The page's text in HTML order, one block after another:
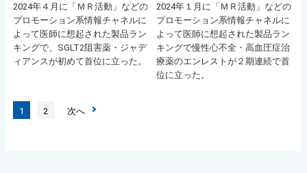
2024年４月に「ＭＲ活動」などの
プロモーション系情報チャネルに
よって医師に想起された製品ラン
キングで、SGLT2阻害薬・ジャデ
ィアンスが初めて首位に立った。
2024年１月に「ＭＲ活動」などの
プロモーション系情報チャネルに
よって医師に想起された製品ラン
キングで慢性心不全・高血圧症治
療薬のエンレストが２期連続で首
位に立った。
1 2 次へ